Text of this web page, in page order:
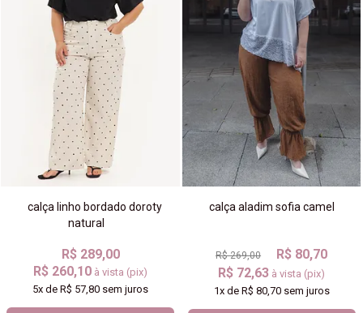
calça linho bordado doroty
natural
R$ 289,00
R$ 260,10 à vista (pix)
5x deR$ 57,80 sem juros
calça aladim sofia camel
R$ 269,00
R$ 80,70
R$ 72,63 à vista (pix)
1xde R$ 80,70sem juros